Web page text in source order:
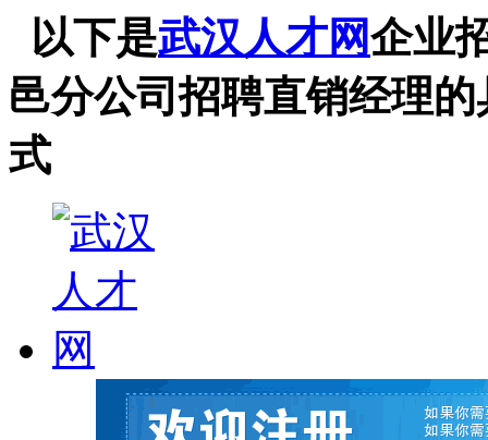
以下是武汉人才网企业
邑分公司招聘直销经理
式